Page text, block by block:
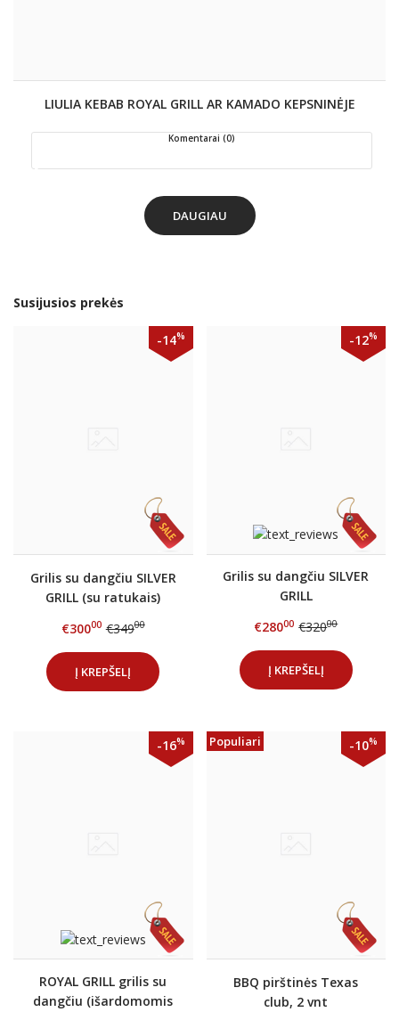
LIULIA KEBAB ROYAL GRILL AR KAMADO KEPSNINĖJE
Komentarai (0)
DAUGIAU
Susijusios prekės
-14%
Grilis su dangčiu SILVER
GRILL (su ratukais)
€30000 €34900
Į KREPŠELĮ
-12%
Grilis su dangčiu SILVER
GRILL
€28000 €32000
Į KREPŠELĮ
-16%
ROYAL GRILL grilis su
dangčiu (išardomomis
Populiari -10%
BBQ pirštinės Texas
club, 2 vnt